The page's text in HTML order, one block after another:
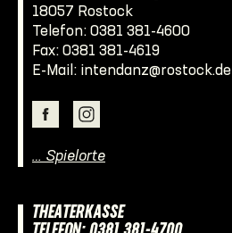
18057 Rostock
Telefon: 0381 381-4600
Fax: 0381 381-4619
E-Mail: intendanz@rostock.de
… Spielorte
THEATERKASSE